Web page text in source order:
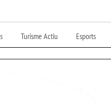
Turisme Actiu Esports